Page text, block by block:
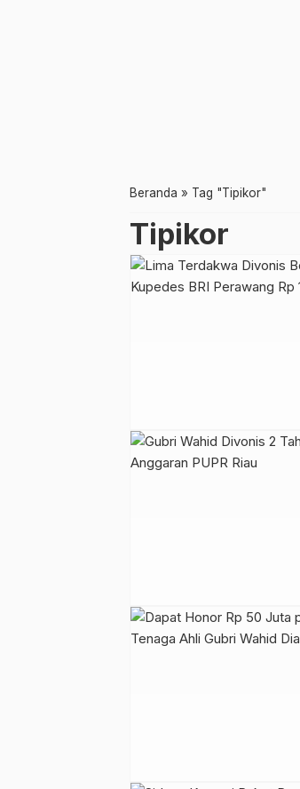
Beranda » Tag "Tipikor"
Tipikor